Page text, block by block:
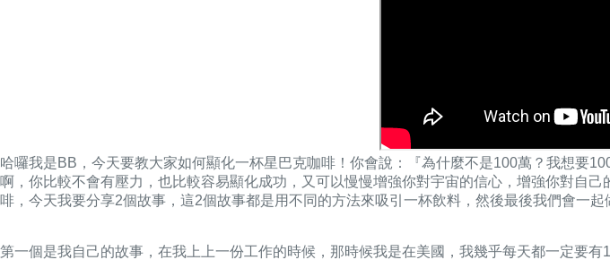
哈囉我是BB，今天要教大家如何顯化一杯星巴克咖啡！你會說：『為什麼不是100萬？我想要
啊，你比較不會有壓力，也比較容易顯化成功，又可以慢慢增強你對宇宙的信心，增強你對自
啡，今天我要分享2個故事，這2個故事都是用不同的方法來吸引一杯飲料，然後最後我們會一
第一個是我自己的故事，在我上上一份工作的時候，那時候我是在美國，我幾乎每天都一定要